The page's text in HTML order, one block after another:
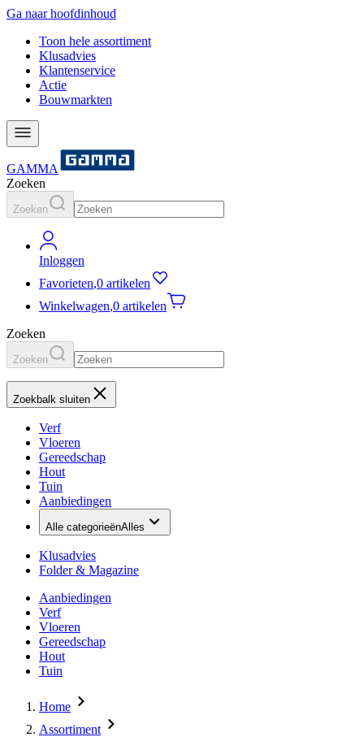
Ga naar hoofdinhoud
Toon hele assortiment
Klusadvies
Klantenservice
Actie
Bouwmarkten
GAMMA
Zoeken
Zoeken
Inloggen
Favorieten,0 artikelen
Winkelwagen,0 artikelen
Zoeken
Zoeken
Zoekbalk sluiten
Verf
Vloeren
Gereedschap
Hout
Tuin
Aanbiedingen
Alle categorieënAlles
Klusadvies
Folder & Magazine
Aanbiedingen
Verf
Vloeren
Gereedschap
Hout
Tuin
Home
Assortiment